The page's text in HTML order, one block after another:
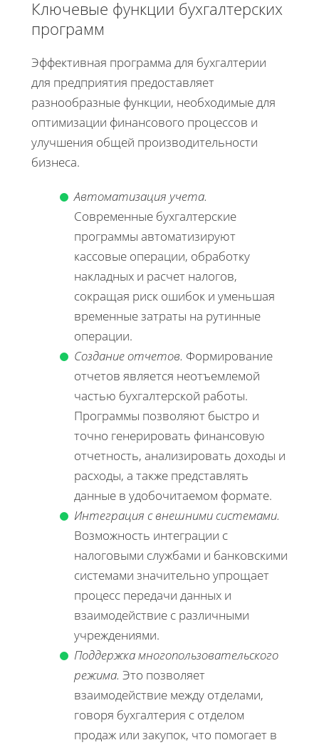
Ключевые функции бухгалтерских
программ
Эффективная программа для бухгалтерии
для предприятия предоставляет
разнообразные функции, необходимые для
оптимизации финансового процессов и
улучшения общей производительности
бизнеса.
Автоматизация учета.
Современные бухгалтерские
программы автоматизируют
кассовые операции, обработку
накладных и расчет налогов,
сокращая риск ошибок и уменьшая
временные затраты на рутинные
операции.
Создание отчетов. Формирование
отчетов является неотъемлемой
частью бухгалтерской работы.
Программы позволяют быстро и
точно генерировать финансовую
отчетность, анализировать доходы и
расходы, а также представлять
данные в удобочитаемом формате.
Интеграция с внешними системами.
Возможность интеграции с
налоговыми службами и банковскими
системами значительно упрощает
процесс передачи данных и
взаимодействие с различными
учреждениями.
Поддержка многопользовательского
режима. Это позволяет
взаимодействие между отделами,
говоря бухгалтерия с отделом
продаж или закупок, что помогает в